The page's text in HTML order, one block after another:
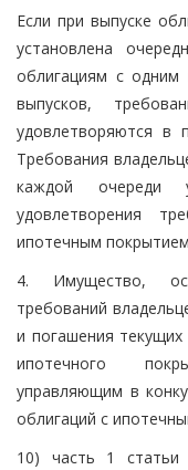
Если при выпуске
установлена
облигациям с
выпусков,
удовлетворяются в
Требования
каждой очереди
удовлетворения
ипотечным
4. Имущество,
требований
и погашения
ипотечного
управляющим в
облигаций с
10) часть 1